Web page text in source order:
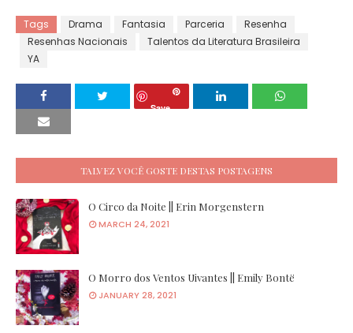
Tags Drama Fantasia Parceria
Resenha
Resenhas Nacionais
Talentos da Literatura Brasileira
YA
Save
TALVEZ VOCÊ GOSTE DESTAS POSTAGENS
O Circo da Noite || Erin Morgenstern
MARCH 24, 2021
O Morro dos Ventos Uivantes || Emily Bontë
JANUARY 28, 2021